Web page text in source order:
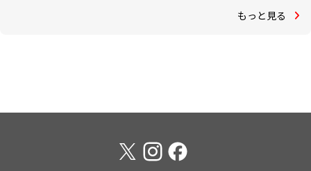
もっと見る